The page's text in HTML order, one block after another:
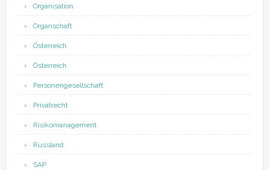
Organisation
Organschaft
Österreich
Österreich
Personengesellschaft
Privatrecht
Risikomanagement
Russland
SAP